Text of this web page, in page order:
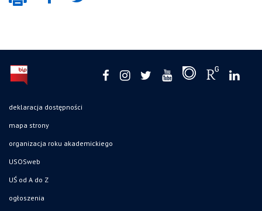
deklaracja dostępności
mapa strony
organizacja roku akademickiego
USOSweb
UŚ od A do Z
ogłoszenia